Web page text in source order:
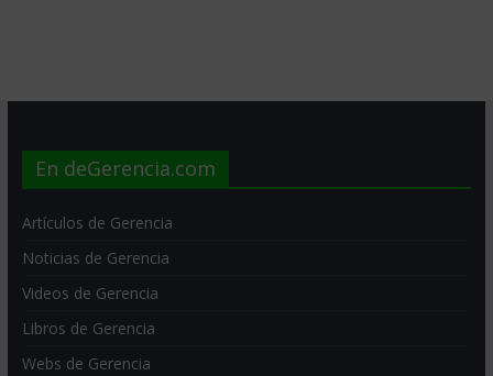
En deGerencia.com
Artículos de Gerencia
Noticias de Gerencia
Videos de Gerencia
Libros de Gerencia
Webs de Gerencia